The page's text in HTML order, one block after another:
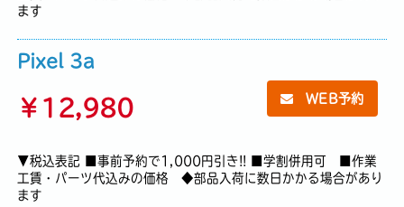
ます
Pixel 3a
￥ 12,980
▼税込表記 ■事前予約で1,000円引き!! ■学割併用可 ■作業
工賃・パーツ代込みの価格 ◆部品入荷に数日かかる場合があり
ます
WEB予約